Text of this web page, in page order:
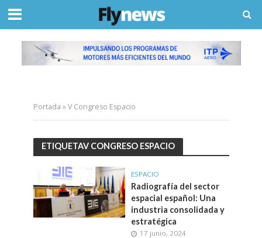
Portada »V Congreso Espacio
ETIQUETAV CONGRESO ESPACIO
ESPACIO
Radiografía del sector
espacial español: Una
industria consolidada y
estratégica
17 junio, 2024